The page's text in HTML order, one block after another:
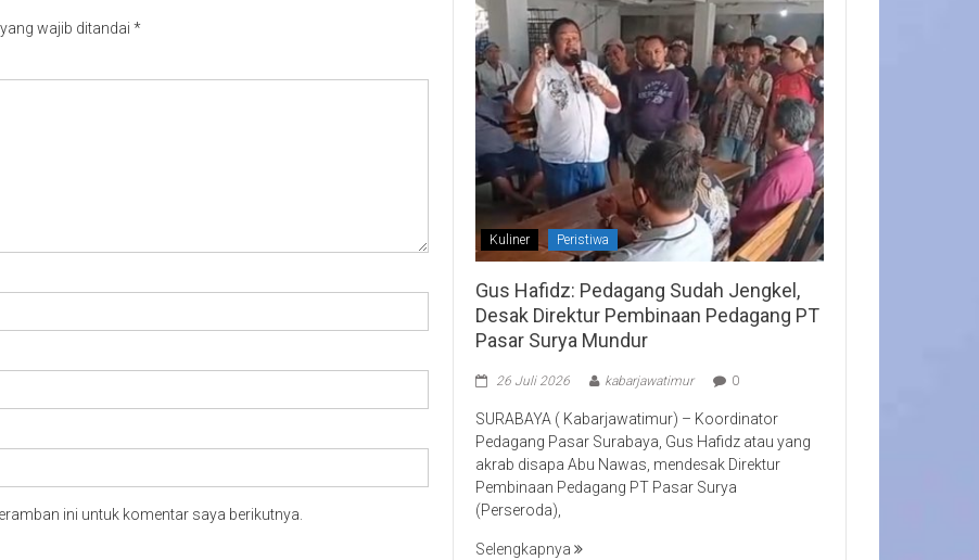
wajib ditandai *
ini untuk komentar saya berikutnya.
Kuliner Peristiwa
Gus Hafidz: Pedagang Sudah Jengkel,
Desak Direktur Pembinaan Pedagang PT
Pasar Surya Mundur
26 Juli 2026 kabarjawatimur 0
SURABAYA ( Kabarjawatimur) – Koordinator
Pedagang Pasar Surabaya, Gus Hafidz atau yang
akrab disapa Abu Nawas, mendesak Direktur
Pembinaan Pedagang PT Pasar Surya
(Perseroda),
Selengkapnya